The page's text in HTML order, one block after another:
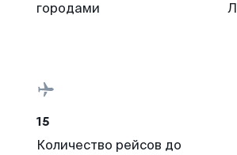
городами
15
Количество рейсов до